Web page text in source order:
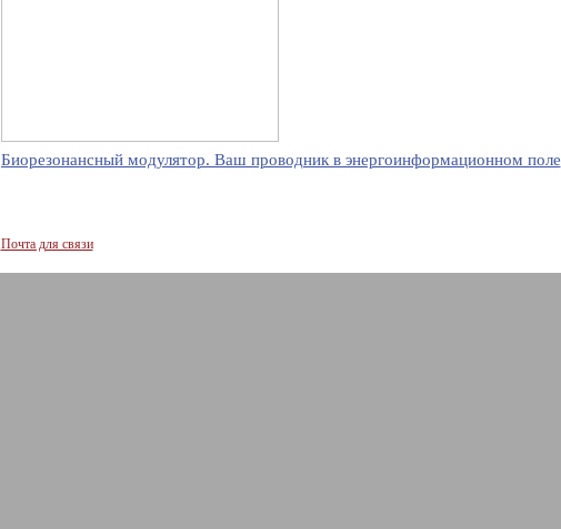
Биорезонансный модулятор. Ваш проводник в энергоинформационном поле
Почта для связи